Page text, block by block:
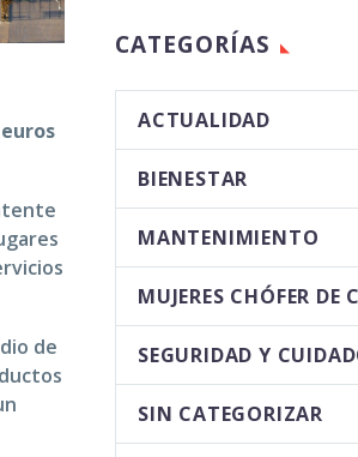
de
CATEGORÍAS
ACTUALIDAD
BIENESTAR
MANTENIMIENTO
MUJERES CHÓFER DE
SEGURIDAD Y
SIN CATEGORIZAR